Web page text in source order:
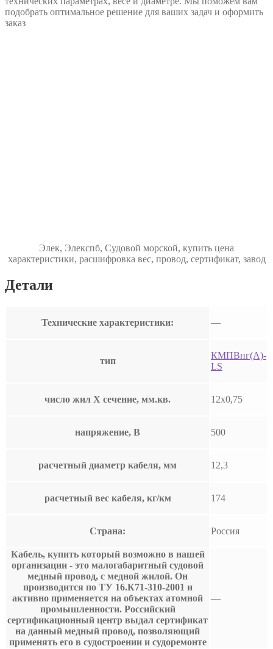
подобрать оптимальное решение для ваших задач и оформить
заказ
Элек, Элекспб, Судовой морской, купить цена
характеристики, расшифровка вес, провод, сертификат, завод
Детали
Технические характеристики: —
тип
КМПВнг(А)-
LS
число жил Х сечение, мм.кв. 12х0,75
напряжение, В 500
расчетный диаметр кабеля, мм 12,3
расчетный вес кабеля, кг/км 174
Страна: Россия
Кабель, купить который возможно в нашей
организации - это малогабаритный судовой
медный провод, с медной жилой. Он
производится по ТУ 16.К71-310-2001 и
активно применяется на объектах атомной
промышленности. Российский
сертификационный центр выдал сертификат
на данный медный провод, позволяющий
применять его в судостроении и судоремонте
—